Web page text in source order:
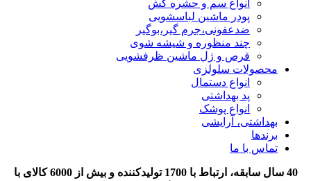
انواع سم و حشره کش
پودر ماشین لباسشویی
ضدعفونی،جرم گیر،بوگیر
چند منظوره و شیشه شوی
قرص و ژل ماشین ظرفشویی
محصولات سلولزی
انواع دستمال
پد بهداشتی
انواع پوشک
بهداشتی، آرایشی
برندها
تماس با ما
40 سال سابقه، ارتباط با 1700 تولیدکننده و بیش از 6000 کالای با